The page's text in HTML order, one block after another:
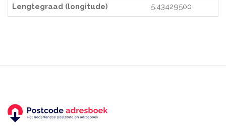
Lengtegraad (longitude) 5.43429500